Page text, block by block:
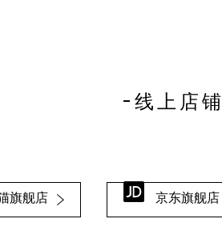
线上店铺
旗舰店 京东旗舰店